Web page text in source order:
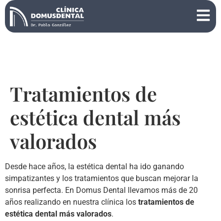
Tratamientos de
estética dental más
valorados
Desde hace años, la estética dental ha ido ganando
simpatizantes y los tratamientos que buscan mejorar la
sonrisa perfecta. En Domus Dental llevamos más de 20
años realizando en nuestra clínica los tratamientos de
estética dental más valorados.